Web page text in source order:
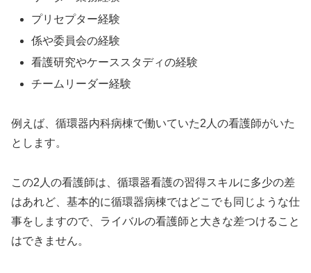
プリセプター経験
係や委員会の経験
看護研究やケーススタディの経験
チームリーダー経験
例えば、循環器内科病棟で働いていた2 人の看護師がいた
とします。
この2 人の看護師は、循環器看護の習得スキルに多少の差
はあれど、基本的に循環器病棟ではどこでも同じような仕
事をしますので、ライバルの看護師と大きな差つけること
はできません。